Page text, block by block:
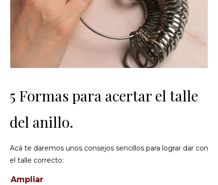
5 Formas para acertar el talle
del anillo.
Acá te daremos unos consejos sencillos para lograr dar con
el talle correcto:
Ampliar